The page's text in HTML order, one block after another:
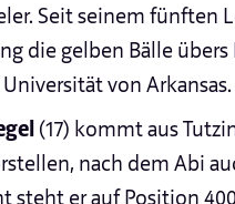
Seit seinem fünften
die gelben Bälle
Universität von Arkansas.
(17) kommt aus
nach dem Abi
steht er auf Position